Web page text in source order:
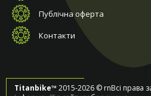
Публічна оферта
Контакти
Titanbike™ 2015-2026 © rnВсі права